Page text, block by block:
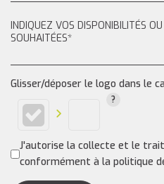
Glisser/déposer le logo dans le
J'autorise la collecte et le
conformément à la politique